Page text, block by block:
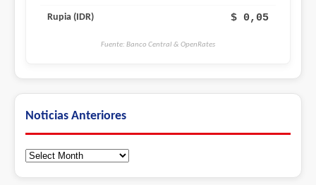
Rupia (IDR) $ 0,05
Fuente: Banco Central & OpenRates
Noticias Anteriores
Noticias